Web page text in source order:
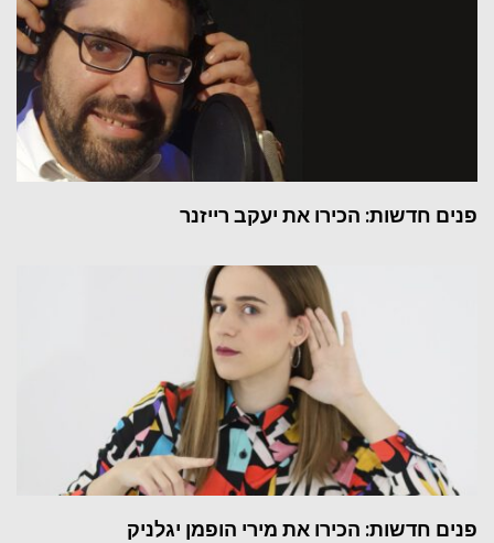
פנים חדשות: הכירו את יעקב רייזנר
פנים חדשות: הכירו את מירי הופמן יגלניק